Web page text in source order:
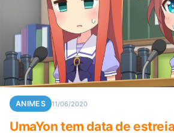
ANIMES 11/06/2020
UmaYon tem data de